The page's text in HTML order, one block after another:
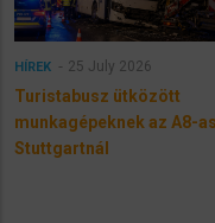
HÍREK 25 July 2026
Turistabusz ütközött
munkagépeknek az A8-
Stuttgartnál